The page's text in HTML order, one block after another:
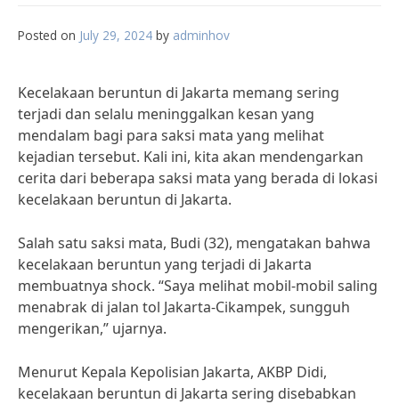
Posted on July 29, 2024 by adminhov
Kecelakaan beruntun di Jakarta memang sering
terjadi dan selalu meninggalkan kesan yang
mendalam bagi para saksi mata yang melihat
kejadian tersebut. Kali ini, kita akan mendengarkan
cerita dari beberapa saksi mata yang berada di lokasi
kecelakaan beruntun di Jakarta.
Salah satu saksi mata, Budi (32), mengatakan bahwa
kecelakaan beruntun yang terjadi di Jakarta
membuatnya shock. “Saya melihat mobil-mobil saling
menabrak di jalan tol Jakarta-Cikampek, sungguh
mengerikan,” ujarnya.
Menurut Kepala Kepolisian Jakarta, AKBP Didi,
kecelakaan beruntun di Jakarta sering disebabkan